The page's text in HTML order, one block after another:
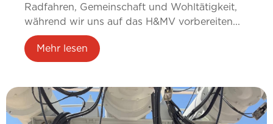
Radfahren, Gemeinschaft und Wohltätigkeit,
während wir uns auf das H&MV vorbereiten...
Mehr lesen